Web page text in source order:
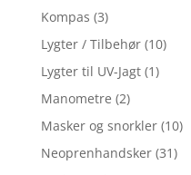
Kompas (3)
Lygter / Tilbehør (10)
Lygter til UV-Jagt (1)
Manometre (2)
Masker og snorkler (10)
Neoprenhandsker (31)